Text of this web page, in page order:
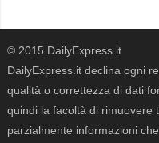
© 2015 DailyExpress.it
DailyExpress.it declina ogni
qualità o correttezza di dati
quindi la facoltà di rimuovere
parzialmente informazioni